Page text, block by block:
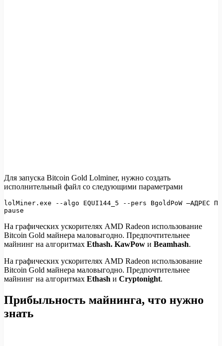
Для запуска Bitcoin Gold Lolminer, нужно создать
исполнительный файл со следующими параметрами
lolMiner.exe --algo EQUI144_5 --pers BgoldPoW –АДРЕС
pause
На графических ускорителях AMD Radeon использование
Bitcoin Gold майнера маловыгодно. Предпочтительнее
майнинг на алгоритмах Ethash. KawPow и Beamhash.
На графических ускорителях AMD Radeon использование
Bitcoin Gold майнера маловыгодно. Предпочтительнее
майнинг на алгоритмах Ethash и Cryptonight.
Прибыльность майнинга, что нужно
знать